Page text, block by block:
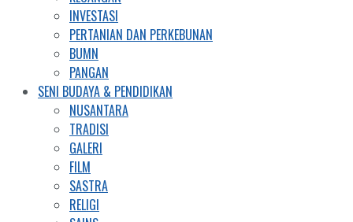
INVESTASI
PERTANIAN DAN PERKEBUNAN
BUMN
PANGAN
SENI BUDAYA & PENDIDIKAN
NUSANTARA
TRADISI
GALERI
FILM
SASTRA
RELIGI